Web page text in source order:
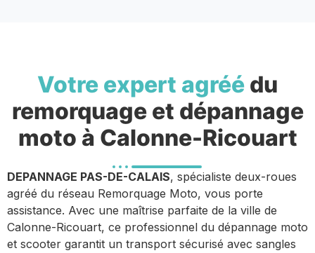
Votre expert agréé du
remorquage et dépannage
moto à Calonne-Ricouart
DEPANNAGE PAS-DE-CALAIS, spécialiste deux-roues
agréé du réseau Remorquage Moto, vous porte
assistance. Avec une maîtrise parfaite de la ville de
Calonne-Ricouart, ce professionnel du dépannage moto
et scooter garantit un transport sécurisé avec sangles